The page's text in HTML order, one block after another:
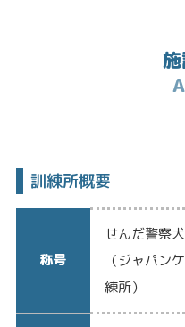
訓練所概要
称号
せんだ警察
（ジャパン
練所）